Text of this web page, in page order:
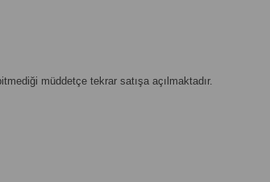
müddetçe tekrar satışa açılmaktadır.